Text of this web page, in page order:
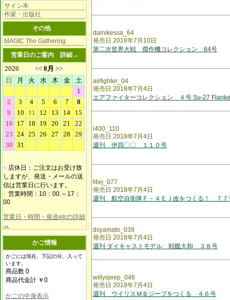
サイン本
作家・出版社
その他
MAGIC The Gathering
営業日のご案内 詳細→
■ 店休日：ご注文はお受け致
しますが、発送・メールの送
信は営業日に行います。
■ 営業時間：10：00.～17：
00
営業日・時間・発送etcの詳細
→
かご情報
かごには現在、下記の分、入って
います。
商品数 0
商品代金計 ￥0
かごの中身表示
dainikessa_64
発売日 2018年7月10日
第二次世界大戦 傑作機コレクション 64号
airfighter_04
発売日 2018年7月4日
エアファイターコレクション ４号 Su-27
i400_110
発売日 2018年7月4日
週刊 伊四〇〇 １１０号
f4ej_077
発売日 2018年7月4日
週刊 航空自衛隊Ｆ－４ＥＪ改をつくる！ ７７
dsyamato_038
発売日 2018年7月4日
週刊 ダイキャストモデル 戦艦大和 ３８号
willysjeep_046
発売日 2018年7月4日
週刊 ウイリスＭＢジープをつくる ４６号